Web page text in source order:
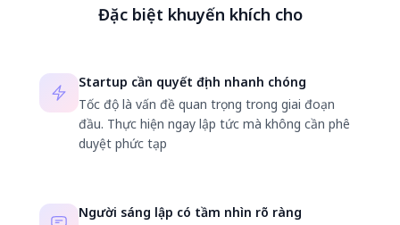
Đặc biệt khuyến khích cho
Startup cần quyết định nhanh chóng
Tốc độ là vấn đề quan trọng trong giai đoạn
đầu. Thực hiện ngay lập tức mà không cần phê
duyệt phức tạp
Người sáng lập có tầm nhìn rõ ràng